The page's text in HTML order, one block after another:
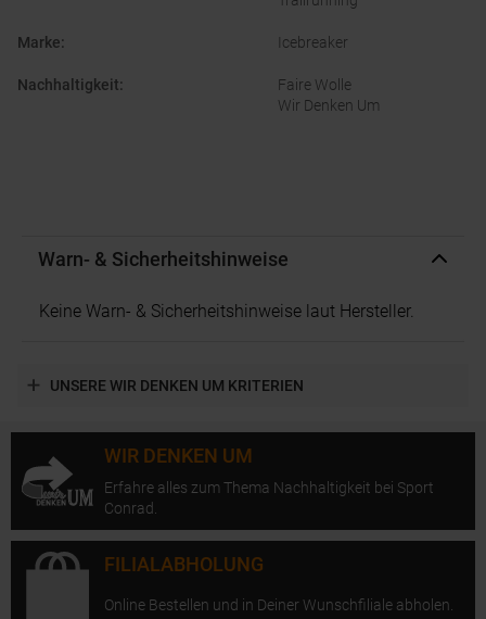
Marke: Icebreaker
Nachhaltigkeit:
Faire Wolle
Wir Denken Um
Warn- & Sicherheitshinweise
Keine Warn- & Sicherheitshinweise laut Hersteller.
UNSERE WIR DENKEN UM KRITERIEN
WIR DENKEN UM
Erfahre alles zum Thema Nachhaltigkeit bei Sport
Conrad.
FILIALABHOLUNG
Online Bestellen und in Deiner Wunschfiliale abholen.